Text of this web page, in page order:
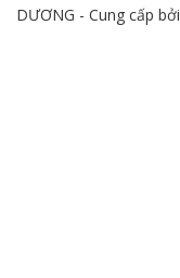
DƯƠNG - Cung cấp bởi